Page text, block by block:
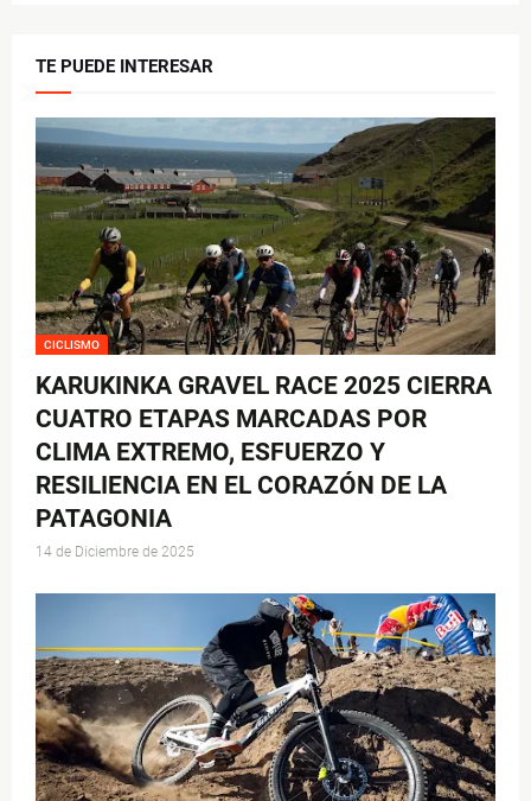
TE PUEDE INTERESAR
CICLISMO
KARUKINKA GRAVEL RACE 2025 CIERRA
CUATRO ETAPAS MARCADAS POR
CLIMA EXTREMO, ESFUERZO Y
RESILIENCIA EN EL CORAZÓN DE LA
PATAGONIA
14 de Diciembre de 2025